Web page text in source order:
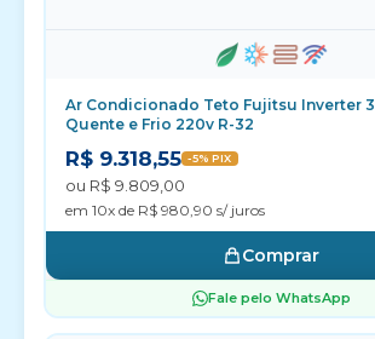
Ar Condicionado Teto Fujitsu Inverter
Quente e Frio 220v R-32
R$ 9.318,55 -5% PIX
ou R$ 9.809,00
em 10x de R$ 980,90 s/ juros
Comprar
Fale pelo WhatsApp